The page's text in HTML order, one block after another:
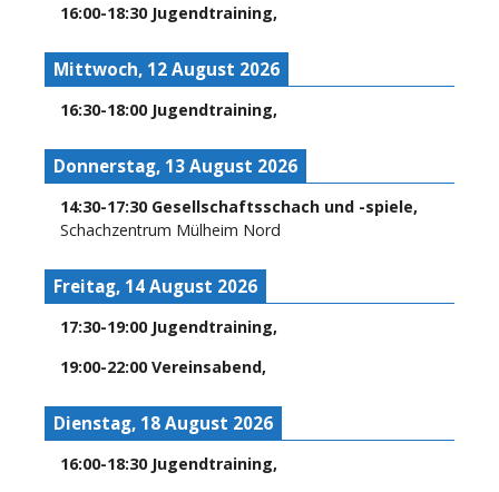
16:00-18:30 Jugendtraining,
Mittwoch, 12 August 2026
16:30-18:00 Jugendtraining,
Donnerstag, 13 August 2026
14:30-17:30 Gesellschaftsschach und -spiele,
Schachzentrum Mülheim Nord
Freitag, 14 August 2026
17:30-19:00 Jugendtraining,
19:00-22:00 Vereinsabend,
Dienstag, 18 August 2026
16:00-18:30 Jugendtraining,